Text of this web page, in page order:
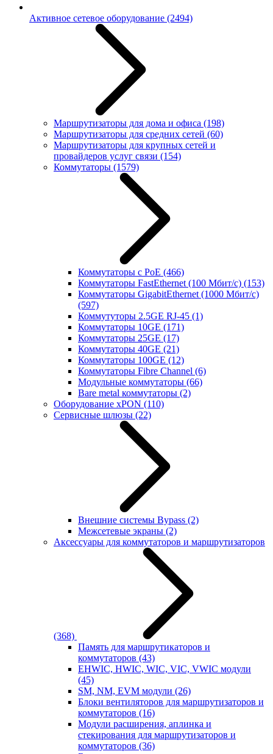
Активное сетевое оборудование (2494)
Маршрутизаторы для дома и офиса (198)
Маршрутизаторы для средних сетей (60)
Маршрутизаторы для крупных сетей и
провайдеров услуг связи (154)
Коммутаторы (1579)
Коммутаторы с PoE (466)
Коммутаторы FastEthernet (100 Мбит/с) (153)
Коммутаторы GigabitEthernet (1000 Мбит/с)
(597)
Коммутуторы 2.5GE RJ-45 (1)
Коммутаторы 10GE (171)
Коммутаторы 25GE (17)
Коммутаторы 40GE (21)
Коммутаторы 100GE (12)
Коммутаторы Fibre Channel (6)
Модульные коммутаторы (66)
Bare metal коммутаторы (2)
Оборудование xPON (110)
Сервисные шлюзы (22)
Внешние системы Bypass (2)
Межсетевые экраны (2)
Аксессуары для коммутаторов и маршрутизаторов
(368)
Память для маршрутикаторов и
коммутаторов (43)
EHWIC, HWIC, WIC, VIC, VWIC модули
(45)
SM, NM, EVM модули (26)
Блоки вентиляторов для маршрутизаторов и
коммутаторов (16)
Модули расширения, аплинка и
стекирования для маршрутизаторов и
коммутаторов (36)